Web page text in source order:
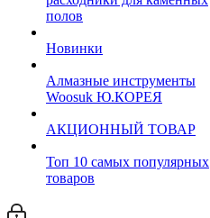
полов
Новинки
Алмазные инструменты
Woosuk Ю.КОРЕЯ
АКЦИОННЫЙ ТОВАР
Топ 10 самых популярных
товаров